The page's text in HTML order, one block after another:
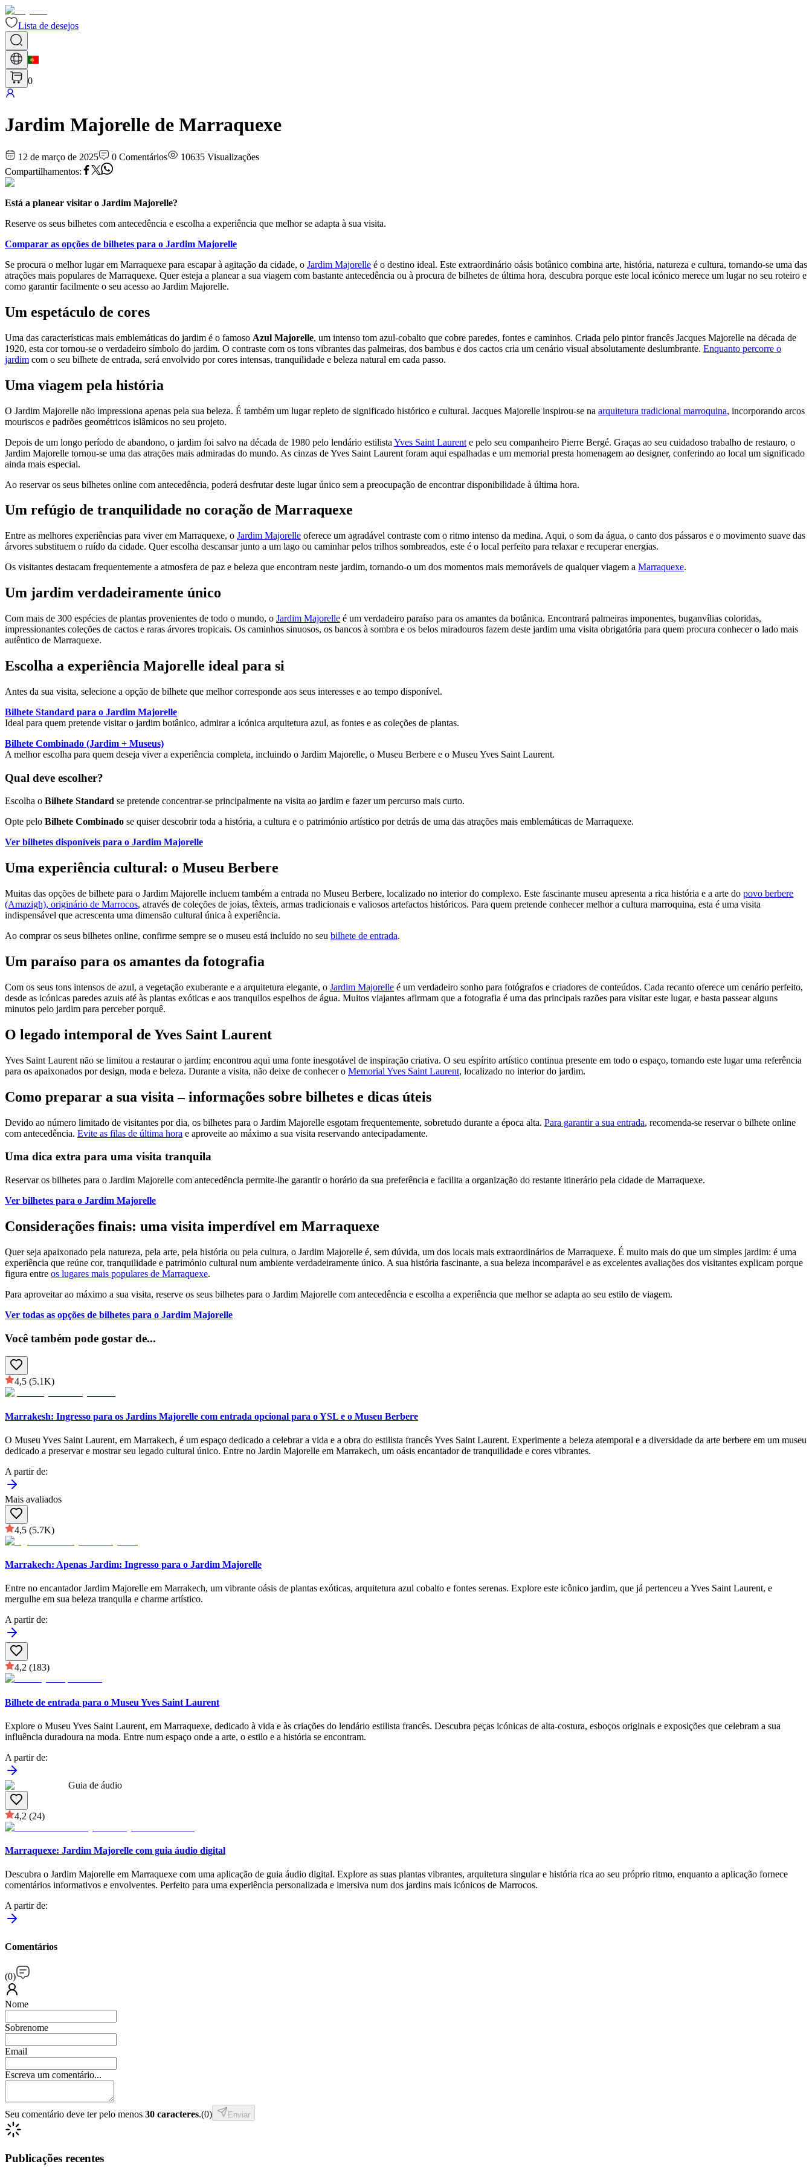
Lista de desejos
0
Jardim Majorelle de Marraquexe
12 de março de 2025 0 Comentários 10635 Visualizações
Compartilhamentos:
Está a planear visitar o Jardim Majorelle?
Reserve os seus bilhetes com antecedência e escolha a experiência que melhor se adapta à sua visita.
Comparar as opções de bilhetes para o Jardim Majorelle
Se procura o melhor lugar em Marraquexe para escapar à agitação da cidade, o Jardim Majorelle é o destino ideal. Este extraordinário oásis botânico combina arte, história, natureza e cultura, tornando-se uma das
atrações mais populares de Marraquexe. Quer esteja a planear a sua viagem com bastante antecedência ou à procura de bilhetes de última hora, descubra porque este local icónico merece um lugar no seu roteiro e
como garantir facilmente o seu acesso ao Jardim Majorelle.
Um espetáculo de cores
Uma das características mais emblemáticas do jardim é o famoso Azul Majorelle, um intenso tom azul-cobalto que cobre paredes, fontes e caminhos. Criada pelo pintor francês Jacques Majorelle na década de
1920, esta cor tornou-se o verdadeiro símbolo do jardim. O contraste com os tons vibrantes das palmeiras, dos bambus e dos cactos cria um cenário visual absolutamente deslumbrante. Enquanto percorre o
jardim com o seu bilhete de entrada, será envolvido por cores intensas, tranquilidade e beleza natural em cada passo.
Uma viagem pela história
O Jardim Majorelle não impressiona apenas pela sua beleza. É também um lugar repleto de significado histórico e cultural. Jacques Majorelle inspirou-se na arquitetura tradicional marroquina, incorporando arcos
mouriscos e padrões geométricos islâmicos no seu projeto.
Depois de um longo período de abandono, o jardim foi salvo na década de 1980 pelo lendário estilista Yves Saint Laurent e pelo seu companheiro Pierre Bergé. Graças ao seu cuidadoso trabalho de restauro, o
Jardim Majorelle tornou-se uma das atrações mais admiradas do mundo. As cinzas de Yves Saint Laurent foram aqui espalhadas e um memorial presta homenagem ao designer, conferindo ao local um significado
ainda mais especial.
Ao reservar os seus bilhetes online com antecedência, poderá desfrutar deste lugar único sem a preocupação de encontrar disponibilidade à última hora.
Um refúgio de tranquilidade no coração de Marraquexe
Entre as melhores experiências para viver em Marraquexe, o Jardim Majorelle oferece um agradável contraste com o ritmo intenso da medina. Aqui, o som da água, o canto dos pássaros e o movimento suave das
árvores substituem o ruído da cidade. Quer escolha descansar junto a um lago ou caminhar pelos trilhos sombreados, este é o local perfeito para relaxar e recuperar energias.
Os visitantes destacam frequentemente a atmosfera de paz e beleza que encontram neste jardim, tornando-o um dos momentos mais memoráveis de qualquer viagem a Marraquexe.
Um jardim verdadeiramente único
Com mais de 300 espécies de plantas provenientes de todo o mundo, o Jardim Majorelle é um verdadeiro paraíso para os amantes da botânica. Encontrará palmeiras imponentes, buganvílias coloridas,
impressionantes coleções de cactos e raras árvores tropicais. Os caminhos sinuosos, os bancos à sombra e os belos miradouros fazem deste jardim uma visita obrigatória para quem procura conhecer o lado mais
autêntico de Marraquexe.
Escolha a experiência Majorelle ideal para si
Antes da sua visita, selecione a opção de bilhete que melhor corresponde aos seus interesses e ao tempo disponível.
Bilhete Standard para o Jardim Majorelle
Ideal para quem pretende visitar o jardim botânico, admirar a icónica arquitetura azul, as fontes e as coleções de plantas.
Bilhete Combinado (Jardim + Museus)
A melhor escolha para quem deseja viver a experiência completa, incluindo o Jardim Majorelle, o Museu Berbere e o Museu Yves Saint Laurent.
Qual deve escolher?
Escolha o Bilhete Standard se pretende concentrar-se principalmente na visita ao jardim e fazer um percurso mais curto.
Opte pelo Bilhete Combinado se quiser descobrir toda a história, a cultura e o património artístico por detrás de uma das atrações mais emblemáticas de Marraquexe.
Ver bilhetes disponíveis para o Jardim Majorelle
Uma experiência cultural: o Museu Berbere
Muitas das opções de bilhete para o Jardim Majorelle incluem também a entrada no Museu Berbere, localizado no interior do complexo. Este fascinante museu apresenta a rica história e a arte do povo berbere
(Amazigh), originário de Marrocos, através de coleções de joias, têxteis, armas tradicionais e valiosos artefactos históricos. Para quem pretende conhecer melhor a cultura marroquina, esta é uma visita
indispensável que acrescenta uma dimensão cultural única à experiência.
Ao comprar os seus bilhetes online, confirme sempre se o museu está incluído no seu bilhete de entrada.
Um paraíso para os amantes da fotografia
Com os seus tons intensos de azul, a vegetação exuberante e a arquitetura elegante, o Jardim Majorelle é um verdadeiro sonho para fotógrafos e criadores de conteúdos. Cada recanto oferece um cenário perfeito,
desde as icónicas paredes azuis até às plantas exóticas e aos tranquilos espelhos de água. Muitos viajantes afirmam que a fotografia é uma das principais razões para visitar este lugar, e basta passear alguns
minutos pelo jardim para perceber porquê.
O legado intemporal de Yves Saint Laurent
Yves Saint Laurent não se limitou a restaurar o jardim; encontrou aqui uma fonte inesgotável de inspiração criativa. O seu espírito artístico continua presente em todo o espaço, tornando este lugar uma referência
para os apaixonados por design, moda e beleza. Durante a visita, não deixe de conhecer o Memorial Yves Saint Laurent, localizado no interior do jardim.
Como preparar a sua visita – informações sobre bilhetes e dicas úteis
Devido ao número limitado de visitantes por dia, os bilhetes para o Jardim Majorelle esgotam frequentemente, sobretudo durante a época alta. Para garantir a sua entrada, recomenda-se reservar o bilhete online
com antecedência. Evite as filas de última hora e aproveite ao máximo a sua visita reservando antecipadamente.
Uma dica extra para uma visita tranquila
Reservar os bilhetes para o Jardim Majorelle com antecedência permite-lhe garantir o horário da sua preferência e facilita a organização do restante itinerário pela cidade de Marraquexe.
Ver bilhetes para o Jardim Majorelle
Considerações finais: uma visita imperdível em Marraquexe
Quer seja apaixonado pela natureza, pela arte, pela história ou pela cultura, o Jardim Majorelle é, sem dúvida, um dos locais mais extraordinários de Marraquexe. É muito mais do que um simples jardim: é uma
experiência que reúne cor, tranquilidade e património cultural num ambiente verdadeiramente único. A sua história fascinante, a sua beleza incomparável e as excelentes avaliações dos visitantes explicam porque
figura entre os lugares mais populares de Marraquexe.
Para aproveitar ao máximo a sua visita, reserve os seus bilhetes para o Jardim Majorelle com antecedência e escolha a experiência que melhor se adapta ao seu estilo de viagem.
Ver todas as opções de bilhetes para o Jardim Majorelle
Você também pode gostar de...
4,5 (5.1K)
Marrakesh: Ingresso para os Jardins Majorelle com entrada opcional para o YSL e o Museu Berbere
O Museu Yves Saint Laurent, em Marrakech, é um espaço dedicado a celebrar a vida e a obra do estilista francês Yves Saint Laurent. Experimente a beleza atemporal e a diversidade da arte berbere em um museu
dedicado a preservar e mostrar seu legado cultural único. Entre no Jardin Majorelle em Marrakech, um oásis encantador de tranquilidade e cores vibrantes.
A partir de:
Mais avaliados
4,5 (5.7K)
Marrakech: Apenas Jardim: Ingresso para o Jardim Majorelle
Entre no encantador Jardim Majorelle em Marrakech, um vibrante oásis de plantas exóticas, arquitetura azul cobalto e fontes serenas. Explore este icônico jardim, que já pertenceu a Yves Saint Laurent, e
mergulhe em sua beleza tranquila e charme artístico.
A partir de:
4,2 (183)
Bilhete de entrada para o Museu Yves Saint Laurent
Explore o Museu Yves Saint Laurent, em Marraquexe, dedicado à vida e às criações do lendário estilista francês. Descubra peças icónicas de alta-costura, esboços originais e exposições que celebram a sua
influência duradoura na moda. Entre num espaço onde a arte, o estilo e a história se encontram.
A partir de:
Guia de áudio
4,2 (24)
Marraquexe: Jardim Majorelle com guia áudio digital
Descubra o Jardim Majorelle em Marraquexe com uma aplicação de guia áudio digital. Explore as suas plantas vibrantes, arquitetura singular e história rica ao seu próprio ritmo, enquanto a aplicação fornece
comentários informativos e envolventes. Perfeito para uma experiência personalizada e imersiva num dos jardins mais icónicos de Marrocos.
A partir de:
Comentários
(0)
Nome
Sobrenome
Email
Escreva um comentário...
Seu comentário deve ter pelo menos 30 caracteres.(0) Enviar
Publicações recentes